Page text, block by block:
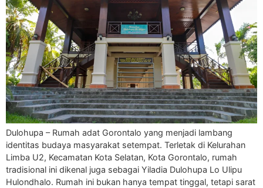
Dulohupa – Rumah adat Gorontalo yang menjadi lambang
identitas budaya masyarakat setempat. Terletak di Kelurahan
Limba U2, Kecamatan Kota Selatan, Kota Gorontalo, rumah
tradisional ini dikenal juga sebagai Yiladia Dulohupa Lo Ulipu
Hulondhalo. Rumah ini bukan hanya tempat tinggal, tetapi sarat